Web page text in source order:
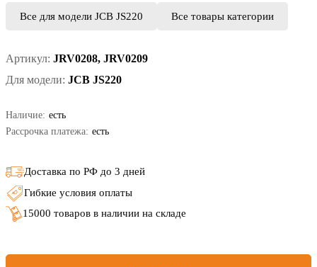
Все для модели JCB JS220 Все товары категории
Артикул: JRV0208, JRV0209
Для модели: JCB JS220
Наличие: есть
Рассрочка платежа: есть
Доставка по РФ до 3 дней
Гибкие условия оплаты
15000 товаров в наличии на складе